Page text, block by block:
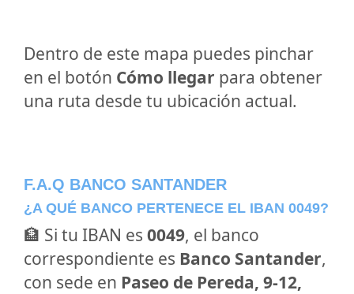
Dentro de este mapa puedes pinchar
en el botón Cómo llegar para obtener
una ruta desde tu ubicación actual.
F.A.Q BANCO SANTANDER
¿A QUÉ BANCO PERTENECE EL IBAN 0049?
🏦 Si tu IBAN es 0049, el banco
correspondiente es Banco Santander,
con sede en Paseo de Pereda, 9-12,